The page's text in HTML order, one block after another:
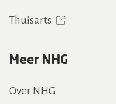
Thuisarts
Meer NHG
Over NHG